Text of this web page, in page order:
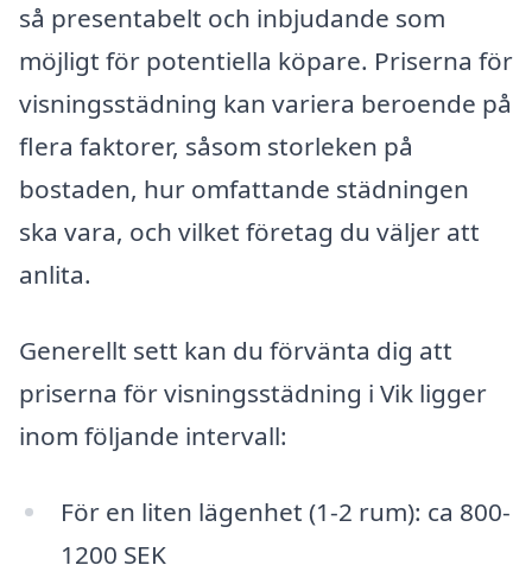
så presentabelt och inbjudande som
möjligt för potentiella köpare. Priserna för
visningsstädning kan variera beroende på
flera faktorer, såsom storleken på
bostaden, hur omfattande städningen
ska vara, och vilket företag du väljer att
anlita.
Generellt sett kan du förvänta dig att
priserna för visningsstädning i Vik ligger
inom följande intervall:
För en liten lägenhet (1-2 rum): ca 800-
1200 SEK